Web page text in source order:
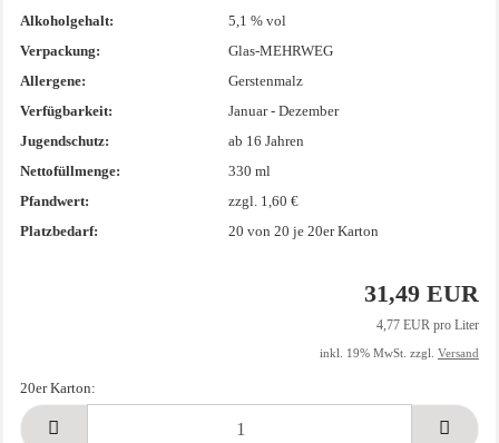
Alkoholgehalt:
5,1 % vol
Verpackung:
Glas-MEHRWEG
Allergene:
Gerstenmalz
Verfügbarkeit:
Januar - Dezember
Jugendschutz:
ab 16 Jahren
Nettofüllmenge:
330 ml
Pfandwert:
zzgl. 1,60 €
Platzbedarf:
20 von 20 je 20er Karton
31,49 EUR
4,77 EUR pro Liter
inkl. 19% MwSt. zzgl. Versand
20er Karton:
20er
Karton